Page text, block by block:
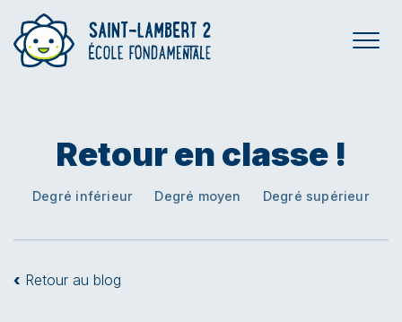
Retour en classe !
Degré inférieur Degré moyen Degré supérieur
‹ Retour au blog